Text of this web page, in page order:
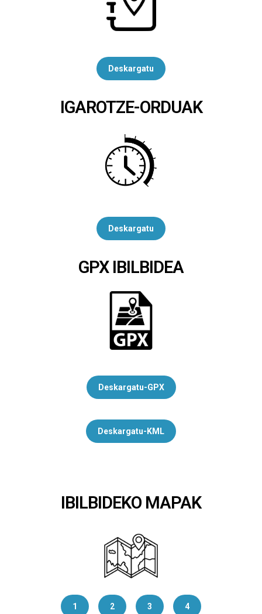
Deskargatu
IGAROTZE-ORDUAK
Deskargatu
GPX IBILBIDEA
Deskargatu-GPX
Deskargatu-KML
IBILBIDEKO MAPAK
1 2 3 4